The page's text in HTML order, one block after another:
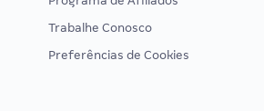
Trabalhe Conosco
Preferências de Cookies